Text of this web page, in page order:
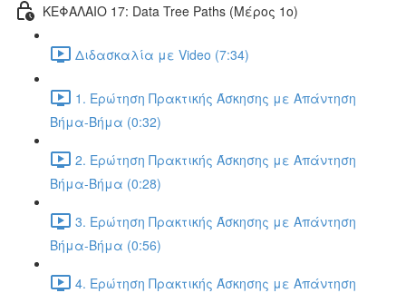
ΚΕΦΑΛΑΙΟ 17: Data Tree Paths (Μέρος 1ο)
Διδασκαλία με Video (7:34)
1. Ερώτηση Πρακτικής Άσκησης με Απάντηση
Βήμα-Βήμα (0:32)
2. Ερώτηση Πρακτικής Άσκησης με Απάντηση
Βήμα-Βήμα (0:28)
3. Ερώτηση Πρακτικής Άσκησης με Απάντηση
Βήμα-Βήμα (0:56)
4. Ερώτηση Πρακτικής Άσκησης με Απάντηση